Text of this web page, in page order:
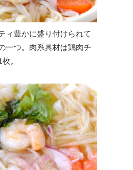
ィ豊かに盛り付けられて
一つ。肉系具材は鶏肉チ
。